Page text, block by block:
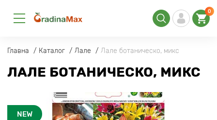
0
Главна Каталог Лале Лале ботаническо, микс
ЛАЛЕ БОТАНИЧЕСКО, МИКС
NEW